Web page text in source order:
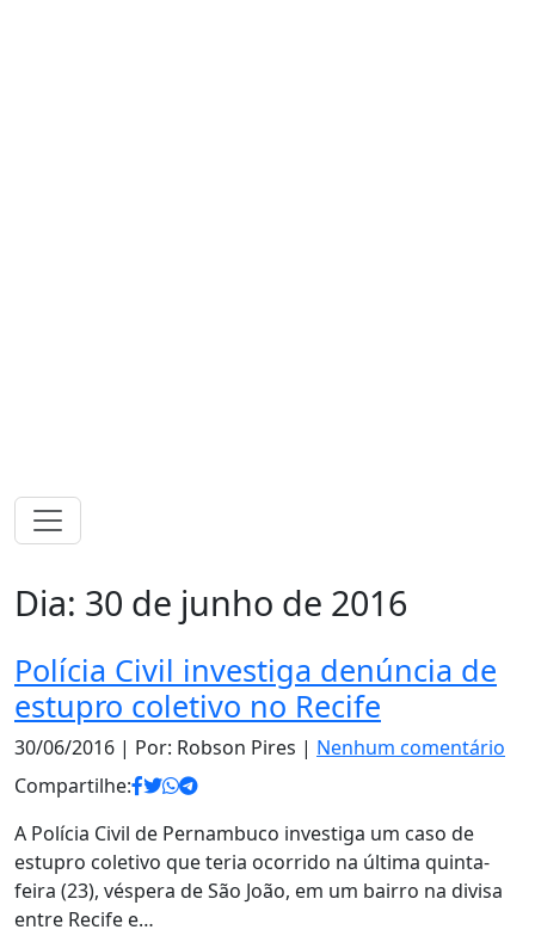
Dia: 30 de junho de 2016
Polícia Civil investiga denúncia de
estupro coletivo no Recife
30/06/2016 | Por: Robson Pires | Nenhum comentário
Compartilhe:
A Polícia Civil de Pernambuco investiga um caso de
estupro coletivo que teria ocorrido na última quinta-
feira (23), véspera de São João, em um bairro na divisa
entre Recife e…